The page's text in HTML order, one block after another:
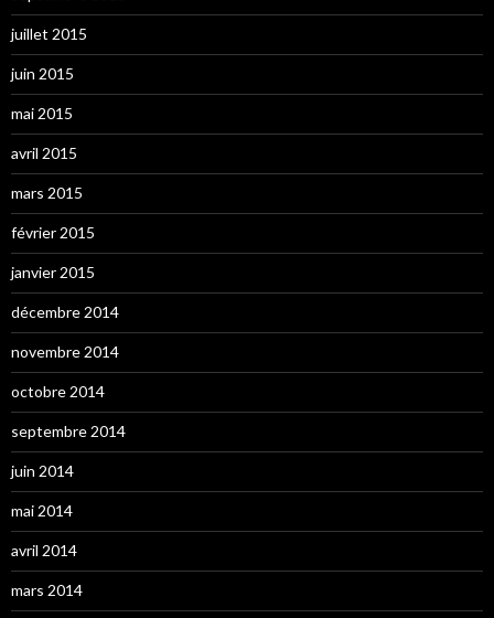
juillet 2015
juin 2015
mai 2015
avril 2015
mars 2015
février 2015
janvier 2015
décembre 2014
novembre 2014
octobre 2014
septembre 2014
juin 2014
mai 2014
avril 2014
mars 2014